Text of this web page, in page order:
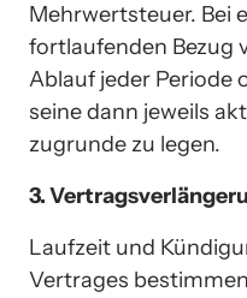
Mehrwertsteuer. Bei
fortlaufenden Bezug
Ablauf jeder Periode
seine dann jeweils
zugrunde zu legen.
3.
Laufzeit und
Vertrages